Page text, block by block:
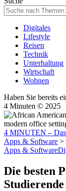
Digitales
Lifestyle
Reisen
Technik
Unterhaltung
Wirtschaft
Wohnen
Haben Sie bereits
4 Minuten © 2025
4 MINUTEN –
Apps & Software >
Apps & Software
Die besten
Studierende